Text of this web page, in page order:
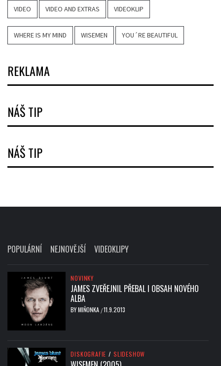
VIDEO VIDEO AND EXTRAS VIDEOKLIP
WHERE IS MY MIND WISEMEN YOU´RE BEAUTIFUL
REKLAMA
NÁŠ TIP
NÁŠ TIP
POPULÁRNÍ NEJNOVĚJŠÍ VIDEOKLIPY
NOVINKY
JAMES ZVEŘEJNIL PŘEBAL I OBSAH NOVÉHO
ALBA
BYMIŇONKA /11.9.2013
DISKOGRAFIE / SLIDESHOW